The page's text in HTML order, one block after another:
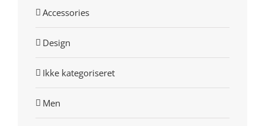
Accessories
Design
Ikke kategoriseret
Men